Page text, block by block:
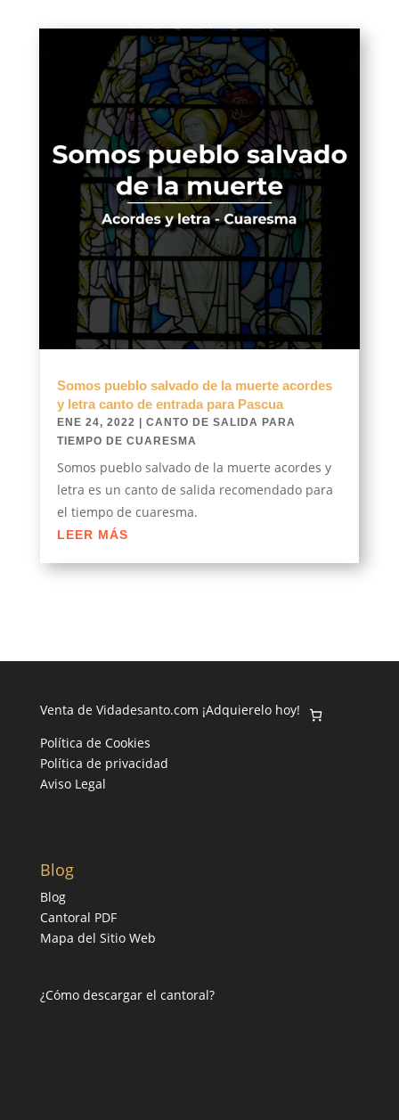
Somos pueblo salvado de la muerte acordes
y letra canto de entrada para Pascua
ENE 24, 2022
CANTO DE SALIDA PARA
TIEMPO DE CUARESMA
Somos pueblo salvado de la muerte acordes y
letra es un canto de salida recomendado para
el tiempo de cuaresma.
LEER MÁS
Venta de Vidadesanto.com ¡Adquierelo hoy!
Política de Cookies
Política de privacidad
Aviso Legal
Blog
Blog
Cantoral PDF
Mapa del Sitio Web
¿Cómo descargar el cantoral?